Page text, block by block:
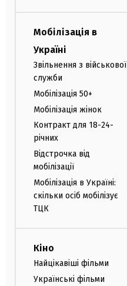
Мобілізація в
Україні
Звільнення з військової
служби
Мобілізація 50+
Мобілізація жінок
Контракт для 18-24-
річних
Відстрочка від
мобілізації
Мобілізація в Україні:
скільки осіб мобілізує
ТЦК
Кіно
Найцікавіші фільми
Українські фільми